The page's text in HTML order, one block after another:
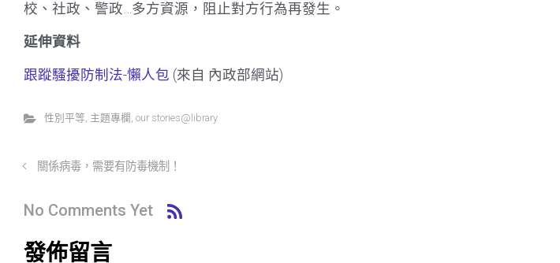
校、社政、警政…多方資源，阻止對方行為再發生。
延伸資料
跟蹤騷擾防制法-懶人包 (來自 內政部網站)
性別平等, 主題專欄 , our stories@library
關係病毒，需要有防毒機制！
No Comments Yet
發佈留言